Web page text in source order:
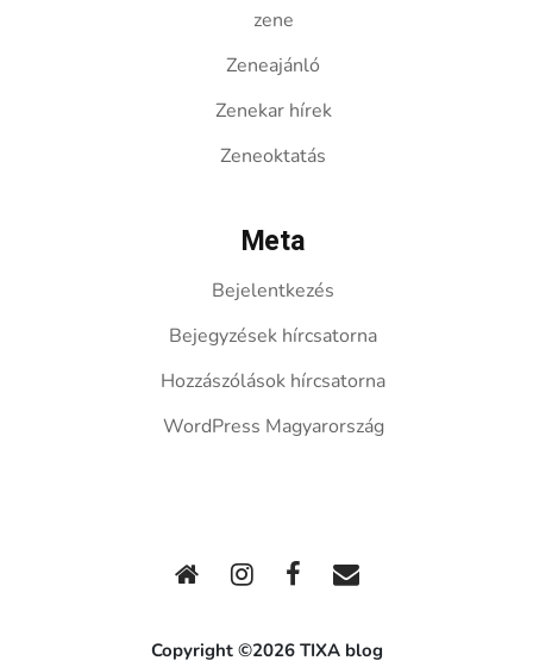
zene
Zeneajánló
Zenekar hírek
Zeneoktatás
Meta
Bejelentkezés
Bejegyzések hírcsatorna
Hozzászólások hírcsatorna
WordPress Magyarország
Copyright ©2026 TIXA blog